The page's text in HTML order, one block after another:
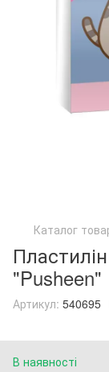
Каталог
"Pusheen"
Артикул: 540695
В наявності